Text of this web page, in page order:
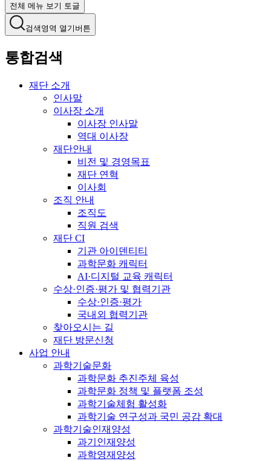
전체 메뉴 보기 토글
검색영역 열기버튼
통합검색
재단 소개
인사말
이사장 소개
이사장 인사말
역대 이사장
재단안내
비전 및 경영목표
재단 연혁
이사회
조직 안내
조직도
직원 검색
재단 CI
기관 아이덴티티
과학문화 캐릭터
AI·디지털 교육 캐릭터
수상·인증·평가 및 협력기관
수상·인증·평가
국내외 협력기관
찾아오시는 길
재단 방문신청
사업 안내
과학기술문화
과학문화 추진주체 육성
과학문화 정책 및 플랫폼 조성
과학기술체험 활성화
과학기술 연구성과 국민 공감 확대
과학기술인재양성
과기인재양성
과학영재양성